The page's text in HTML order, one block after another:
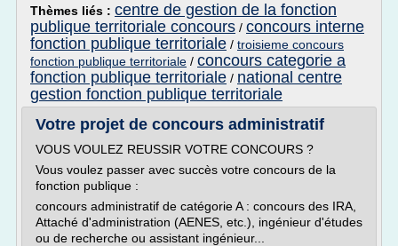
Thèmes liés : centre de gestion de la fonction
publique territoriale concours / concours interne
fonction publique territoriale / troisieme concours
fonction publique territoriale / concours categorie a
fonction publique territoriale / national centre
gestion fonction publique territoriale
Votre projet de concours administratif
VOUS VOULEZ REUSSIR VOTRE CONCOURS ?
Vous voulez passer avec succès votre concours de la
fonction publique :
concours administratif de catégorie A : concours des IRA,
Attaché d'administration (AENES, etc.), ingénieur d'études
ou de recherche ou assistant ingénieur...